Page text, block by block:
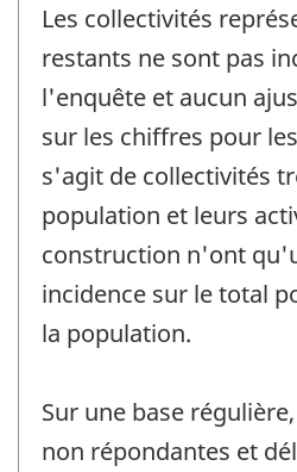
Les collectivités
restants ne sont pas
l'enquête et aucun
sur les chiffres pour
s'agit de collectivités
population et leurs
construction n'ont
incidence sur le total
la population.
Sur une base
non répondantes et